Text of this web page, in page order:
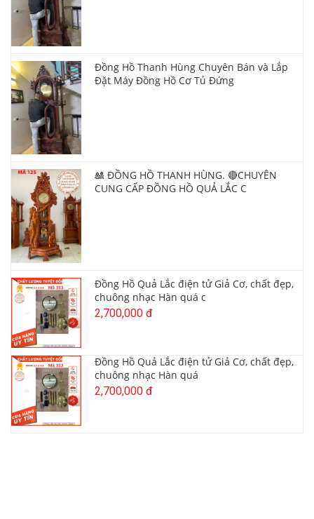
Đồng Hồ Thanh Hùng Chuyên Bán và Lắp
Đặt Máy Đồng Hồ Cơ Tủ Đứng
🎎 ĐỒNG HỒ THANH HÙNG. 🔴CHUYÊN
CUNG CẤP ĐỒNG HỒ QUẢ LẮC C
Đồng Hồ Quả Lắc điện tử Giả Cơ, chất đẹp,
chuông nhạc Hàn quá c
2,700,000 đ
Đồng Hồ Quả Lắc điện tử Giả Cơ, chất đẹp,
chuông nhạc Hàn quá
2,700,000 đ